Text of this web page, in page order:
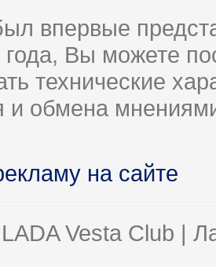
впервые
года, Вы можете
технические
обмена
на сайте
Vesta Club |